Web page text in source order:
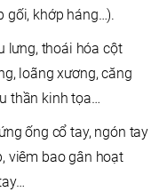
gối, khớp háng…).
lưng, thoái hóa cột
loãng xương, căng
thần kinh tọa…
ống cổ tay, ngón tay
viêm bao gân hoạt